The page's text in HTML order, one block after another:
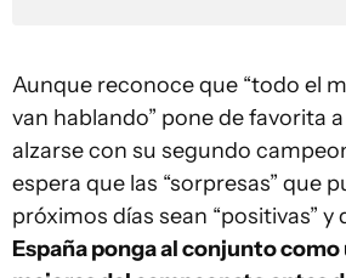
Aunque reconoce que “todo el
van hablando” pone de favorita
alzarse con su segundo
espera que las “sorpresas” que
próximos días sean “positivas” y
España ponga al conjunto como